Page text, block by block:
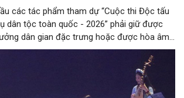
các tác phẩm tham dự “Cuộc thi Độc tấu
dân tộc toàn quốc - 2026” phải giữ được
dân gian đặc trưng hoặc được hòa âm,
tảng làn điệu âm nhạc truyền thống Việt
được trình diễn trực tiếp bằng nhạc cụ dân